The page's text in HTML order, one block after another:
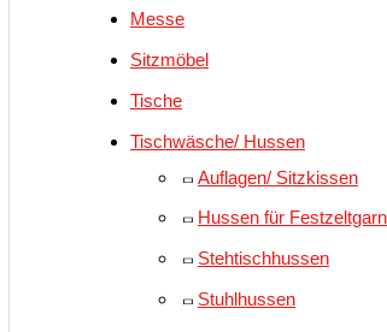
Messe
Sitzmöbel
Tische
Tischwäsche/ Hussen
Auflagen/ Sitzkissen
Hussen für
Stehtischhussen
Stuhlhussen